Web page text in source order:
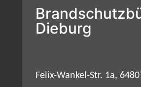
Dieburg
Felix-Wankel-Str. 1a,